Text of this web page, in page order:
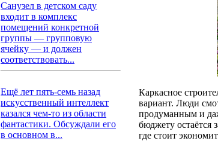
Санузел в детском саду
входит в комплекс
помещений конкретной
группы — групповую
ячейку — и должен
соответствовать...
Ещё лет пять-семь назад
искусственный интеллект
казался чем-то из области
фантастики. Обсуждали его
в основном в...
Каркасное
вариант. Люди
продуманным и
бюджету остаётся
где стоит